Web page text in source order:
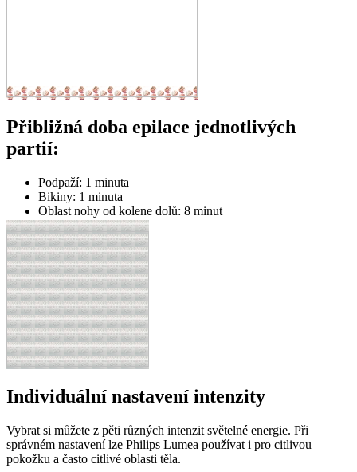
Přibližná doba epilace jednotlivých
partií:
Podpaží: 1 minuta
Bikiny: 1 minuta
Oblast nohy od kolene dolů: 8 minut
Individuální nastavení intenzity
Vybrat si můžete z pěti různých intenzit světelné energie. Při
správném nastavení lze Philips Lumea používat i pro citlivou
pokožku a často citlivé oblasti těla.